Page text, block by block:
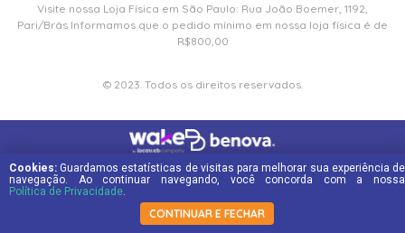
Visite nossa Loja Física em São Paulo: Rua João Boemer, 1192,
Pari/Brás Informamos que o pedido mínimo em nossa loja física é de
R$800,00
© 2023. Todos os direitos reservados.
Cookies: Guardamos estatísticas de visitas para melhorar sua experiência de
navegação. Ao continuar navegando, você concorda com a nossa
Política de Privacidade.
CONTINUAR E FECHAR